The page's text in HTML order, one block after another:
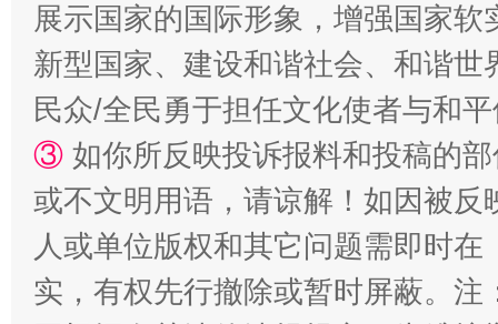
漫山遍野的桃花与雪山、麦地、白藏房 除
展示国家的国际形象，增强国家
新型国家、建设和谐社会、和谐
民众/全民勇于担任文化使者与和
③ 如你所反映投诉报料和投稿的
或不文明用语，请谅解！如因被
人或单位版权和其它问题需即时在
实，有权先行撤除或暂时屏蔽。